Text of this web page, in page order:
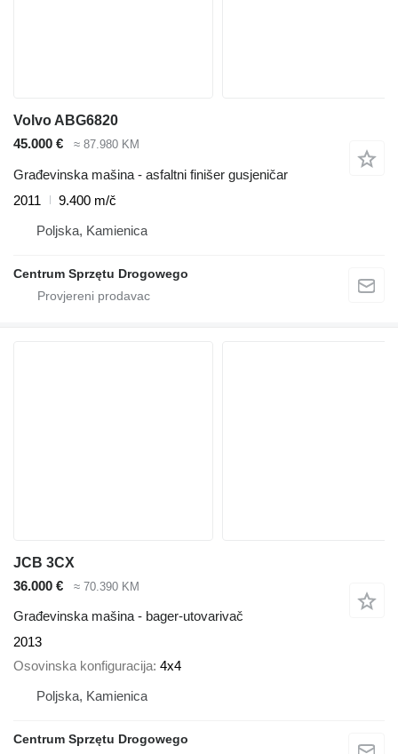
Volvo ABG6820
45.000 €
≈ 87.980 KM
Građevinska mašina - asfaltni finišer gusjeničar
2011
9.400 m/č
Poljska, Kamienica
Centrum Sprzętu Drogowego
JCB 3CX
36.000 €
≈ 70.390 KM
Građevinska mašina - bager-utovarivač
2013
Osovinska konfiguracija 4x4
Poljska, Kamienica
Centrum Sprzętu Drogowego